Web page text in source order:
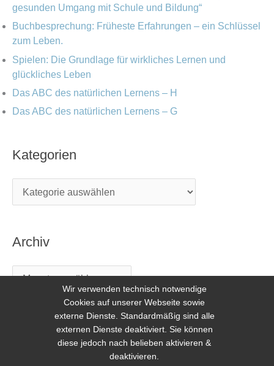
gesunden Umgang mit Schule und Bildung“
Buchbesprechung: Früheste Erfahrungen – ein Schlüssel
zum Leben.
Spielen: Die Grundlage für wirkliches Lernen und
glückliches Leben
Das ABC des natürlichen Lernens – H
Das ABC des natürlichen Lernens – G
Kategorien
Archiv
Wir verwenden technisch notwendige
Cookies auf unserer Webseite sowie
externe Dienste. Standardmäßig sind alle
externen Dienste deaktiviert. Sie können
diese jedoch nach belieben aktivieren &
deaktivieren.